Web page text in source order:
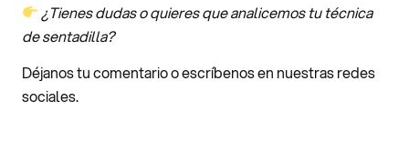
¿Tienes dudas o quieres que analicemos tu técnica
de sentadilla?
Déjanos tu comentario o escríbenos en nuestras redes
sociales.